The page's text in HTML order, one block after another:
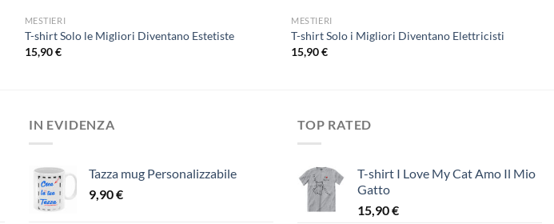
MESTIERI
T-shirt Solo le Migliori Diventano Estetiste
15,90€
MESTIERI
T-shirt Solo i Migliori Diventano Elettricisti
15,90€
IN EVIDENZA
Tazza mug Personalizzabile
9,90€
TOP RATED
T-shirt I Love My Cat Amo Il Mio
Gatto
15,90€